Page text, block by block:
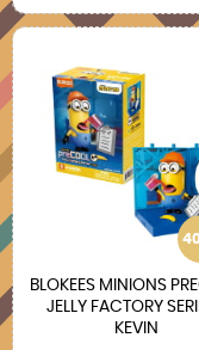
BLOKEES MINIONS
JELLY FACTORY
KEVIN